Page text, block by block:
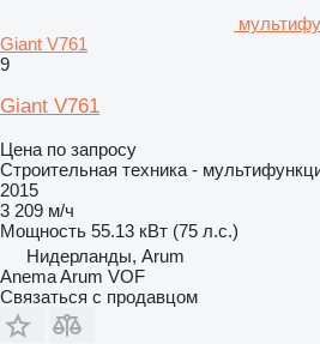
Giant V761
9
Giant V761
Цена по запросу
Строительная техника -
2015
3 209 м/ч
Мощность 55.13 кВт (75 л.с.)
Нидерланды, Arum
Anema Arum VOF
Связаться с продавцом